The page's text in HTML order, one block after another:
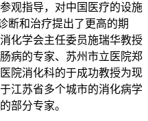
观指导，对中国医疗的设施
断和治疗提出了更高的期
化学会主任委员施瑞华教授
病的专家、苏州市立医院郑
院消化科的于成功教授为现
江苏省多个城市的消化病学
部分专家。